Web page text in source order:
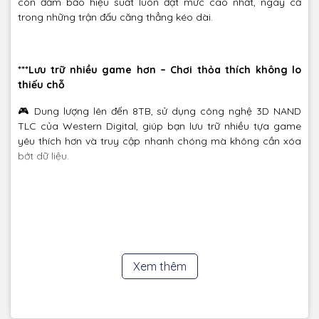
trong những trận đấu căng thẳng kéo dài.
***Lưu trữ nhiều game hơn – Chơi thỏa thích không lo
thiếu chỗ
🎮 Dung lượng lên đến 8TB, sử dụng công nghệ 3D NAND
TLC của Western Digital, giúp bạn lưu trữ nhiều tựa game
yêu thích hơn và truy cập nhanh chóng mà không cần xóa
bớt dữ liệu.
✅ Theo dõi tình trạng ổ cứng
Xem thêm